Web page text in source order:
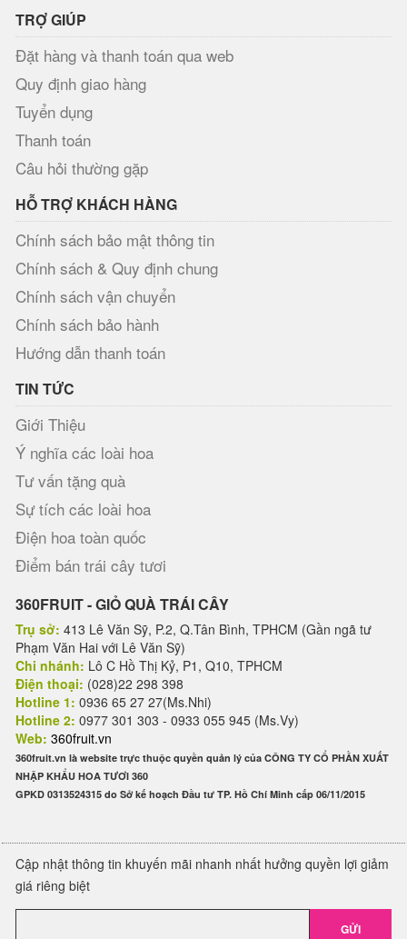
TRỢ GIÚP
Đặt hàng và thanh toán qua web
Quy định giao hàng
Tuyển dụng
Thanh toán
Câu hỏi thường gặp
HỖ TRỢ KHÁCH HÀNG
Chính sách bảo mật thông tin
Chính sách & Quy định chung
Chính sách vận chuyển
Chính sách bảo hành
Hướng dẫn thanh toán
TIN TỨC
Giới Thiệu
Ý nghĩa các loài hoa
Tư vấn tặng quà
Sự tích các loài hoa
Điện hoa toàn quốc
Điểm bán trái cây tươi
360FRUIT - GIỎ QUÀ TRÁI CÂY
Trụ sở: 413 Lê Văn Sỹ, P.2, Q.Tân Bình, TPHCM (Gần ngã tư
Phạm Văn Hai với Lê Văn Sỹ)
Chi nhánh: Lô C Hồ Thị Kỷ, P1, Q10, TPHCM
Điện thoại: (028)22 298 398
Hotline 1: 0936 65 27 27(Ms.Nhi)
Hotline 2: 0977 301 303 - 0933 055 945 (Ms.Vy)
Web: 360fruit.vn
360fruit.vn là website trực thuộc quyền quản lý của CÔNG TY CỔ PHẦN XUẤT
NHẬP KHẨU HOA TƯƠI 360
GPKD 0313524315 do Sở kế hoạch Đầu tư TP. Hồ Chí Minh cấp 06/11/2015
Cập nhật thông tin khuyến mãi nhanh nhất hưởng quyền lợi giảm
giá riêng biệt
GỬI